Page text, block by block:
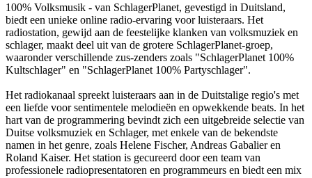
100% Volksmusik - van SchlagerPlanet, gevestigd in Duitsland,
biedt een unieke online radio-ervaring voor luisteraars. Het
radiostation, gewijd aan de feestelijke klanken van volksmuziek en
schlager, maakt deel uit van de grotere SchlagerPlanet-groep,
waaronder verschillende zus-zenders zoals "SchlagerPlanet 100%
Kultschlager" en "SchlagerPlanet 100% Partyschlager".
Het radiokanaal spreekt luisteraars aan in de Duitstalige regio's met
een liefde voor sentimentele melodieën en opwekkende beats. In het
hart van de programmering bevindt zich een uitgebreide selectie van
Duitse volksmuziek en Schlager, met enkele van de bekendste
namen in het genre, zoals Helene Fischer, Andreas Gabalier en
Roland Kaiser. Het station is gecureerd door een team van
professionele radiopresentatoren en programmeurs en biedt een mix